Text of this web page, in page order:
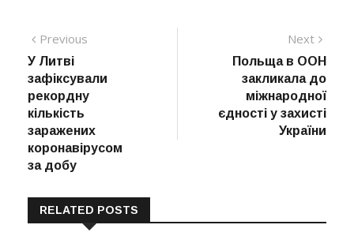
Навігація
записів
Previous
У Литві
зафіксували
рекордну
кількість
заражених
коронавірусом
за добу
Next
post:
Польща в ООН
закликала до
міжнародної
єдності у захисті
України
RELATED POSTS